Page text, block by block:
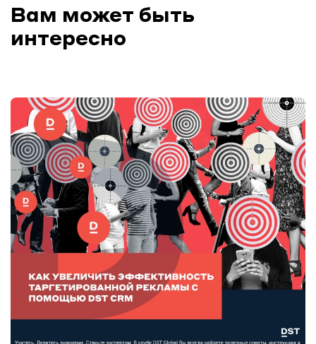
Вам может быть
интересно